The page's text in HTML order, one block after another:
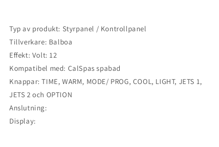
Typ av produkt: Styrpanel / Kontrollpanel
Tillverkare: Balboa
Effekt: Volt: 12
Kompatibel med: CalSpas spabad
Knappar: TIME, WARM, MODE/ PROG, COOL, LIGHT, JETS 1,
JETS 2 och OPTION
Anslutning:
Display: